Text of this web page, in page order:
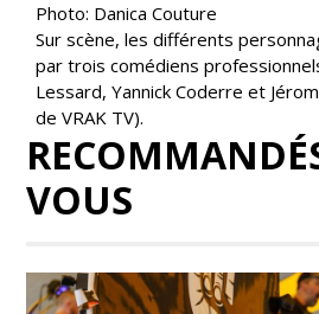
Photo: Danica Couture
Sur scène, les différents
par trois comédiens
Lessard, Yannick Coderre et
de VRAK TV).
VOUS